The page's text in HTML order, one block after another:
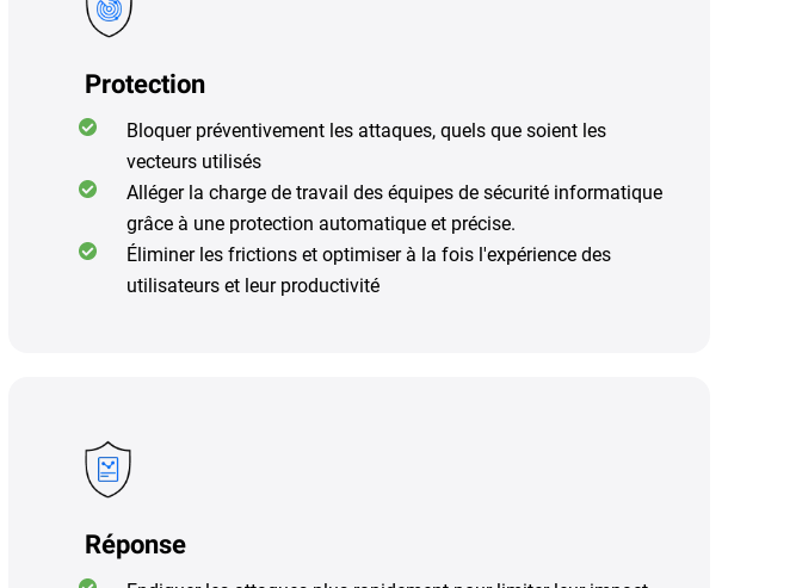
Protection
Bloquer préventivement les attaques, quels que soient les
vecteurs utilisés
Alléger la charge de travail des équipes de sécurité informatique
grâce à une protection automatique et précise.
Éliminer les frictions et optimiser à la fois l'expérience des
utilisateurs et leur productivité
Réponse